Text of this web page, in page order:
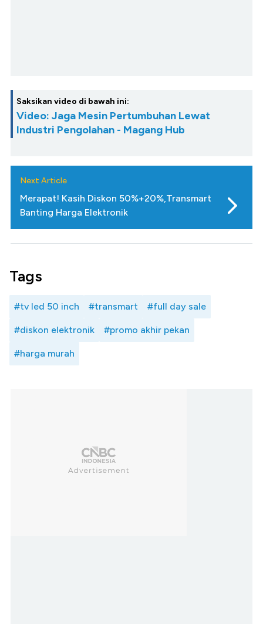
Saksikan video di bawah ini:
Video: Jaga Mesin Pertumbuhan Lewat
Industri Pengolahan - Magang Hub
Next Article
Merapat! Kasih Diskon 50%+20%,Transmart
Banting Harga Elektronik
Tags
#tv led 50 inch #transmart #full day sale
#diskon elektronik #promo akhir pekan
#harga murah